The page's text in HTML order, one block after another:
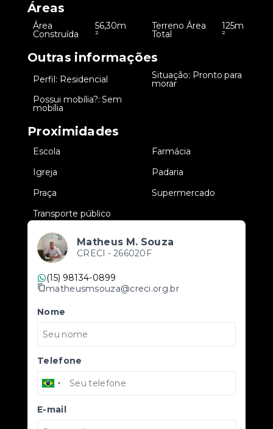
Áreas
Área
Construída
56,30m
²
Terreno Área
Total
125m
²
Outras informações
Perfil: Residencial Situação: Pronto para
morar
Possui mobília?: Sem
mobília
Proximidades
Escola
Farmácia
Igreja
Padaria
Praça
Supermercado
Transporte público
Matheus M. Souza
CRECI - 266020F
(15) 98134-0899
matheusmsouza@creci.org.br
Nome
Telefone
E-mail